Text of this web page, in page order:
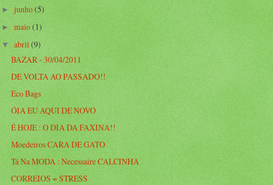
►junho(5)
►maio(1)
▼abril(9)
BAZAR - 30/04/2011
DE VOLTA AO PASSADO!!
Eco Bags
ÓIA EU AQUI DE NOVO
É HOJE : O DIA DA FAXINA!!
Moedeiros CARA DE GATO
Tá Na MODA : Necessaire CALCINHA
CORREIOS = STRESS